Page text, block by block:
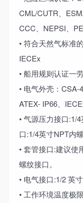
CML/CUTR、
CCC、NEPSI、
• 符合天然气标准
IECEx
• 船用规则认证一
• 电气外壳：CSA-
ATEX- IP66、
• 气源压力接口:1/
口:1/4英寸NPT内
• 套管接口:建议使
螺纹接口。
• 电气接口:1/2 英
• 工作环境温度极